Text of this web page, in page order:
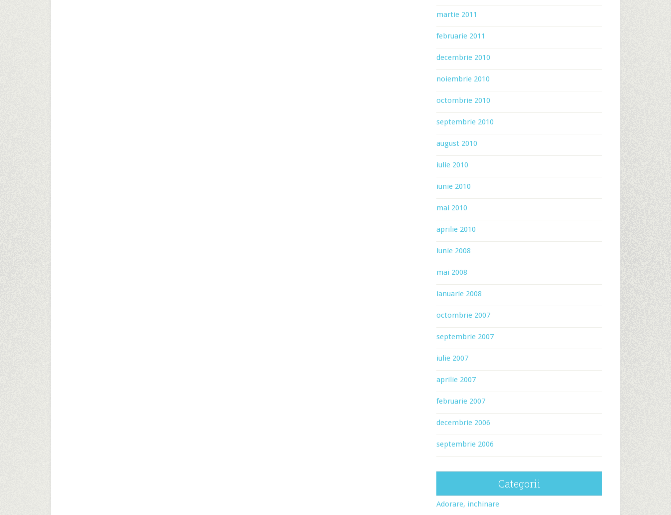
martie 2011
februarie 2011
decembrie 2010
noiembrie 2010
octombrie 2010
septembrie 2010
august 2010
iulie 2010
iunie 2010
mai 2010
aprilie 2010
iunie 2008
mai 2008
ianuarie 2008
octombrie 2007
septembrie 2007
iulie 2007
aprilie 2007
februarie 2007
decembrie 2006
septembrie 2006
Categorii
Adorare, inchinare